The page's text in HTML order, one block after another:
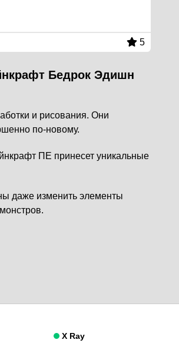
5
Бедрок Эдишн
и рисования. Они
по-новому.
ПЕ принесет уникальные
даже изменить элементы
X Ray